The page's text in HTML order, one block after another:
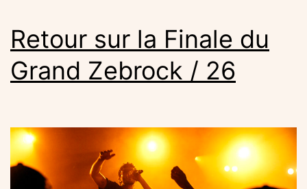
Retour sur la Finale du
Grand Zebrock / 26